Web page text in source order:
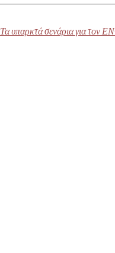
Τα υπαρκτά σενάρια για τον